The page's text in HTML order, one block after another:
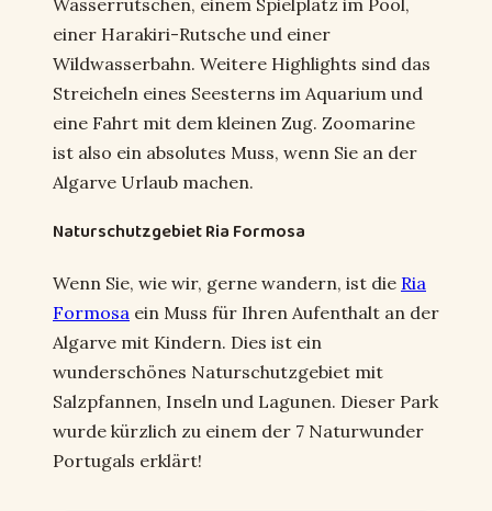
einer Harakiri-Rutsche und einer
Wildwasserbahn. Weitere Highlights sind das
Streicheln eines Seesterns im Aquarium und
eine Fahrt mit dem kleinen Zug. Zoomarine
ist also ein absolutes Muss, wenn Sie an der
Algarve Urlaub machen.
Naturschutzgebiet Ria Formosa
Wenn Sie, wie wir, gerne wandern, ist die Ria
Formosa ein Muss für Ihren Aufenthalt an der
Algarve mit Kindern. Dies ist ein
wunderschönes Naturschutzgebiet mit
Salzpfannen, Inseln und Lagunen. Dieser Park
wurde kürzlich zu einem der 7 Naturwunder
Portugals erklärt!